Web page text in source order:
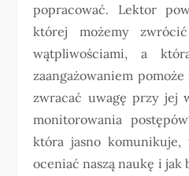
popracować. Lektor
której możemy
wątpliwościami, a
zaangażowaniem
zwracać uwagę przy jej
monitorowania
która jasno
oceniać naszą naukę i